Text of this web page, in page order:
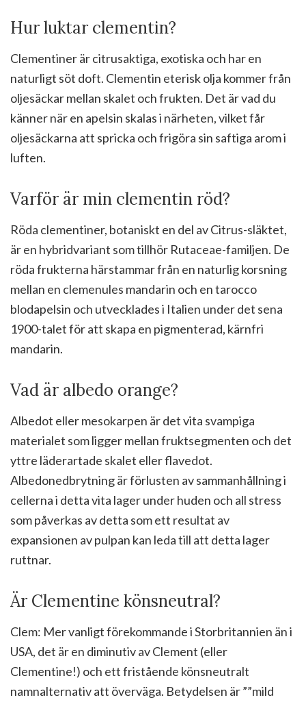
Hur luktar clementin?
Clementiner är citrusaktiga, exotiska och har en
naturligt söt doft. Clementin eterisk olja kommer från
oljesäckar mellan skalet och frukten. Det är vad du
känner när en apelsin skalas i närheten, vilket får
oljesäckarna att spricka och frigöra sin saftiga arom i
luften.
Varför är min clementin röd?
Röda clementiner, botaniskt en del av Citrus-släktet,
är en hybridvariant som tillhör Rutaceae-familjen. De
röda frukterna härstammar från en naturlig korsning
mellan en clemenules mandarin och en tarocco
blodapelsin och utvecklades i Italien under det sena
1900-talet för att skapa en pigmenterad, kärnfri
mandarin.
Vad är albedo orange?
Albedot eller mesokarpen är det vita svampiga
materialet som ligger mellan fruktsegmenten och det
yttre läderartade skalet eller flavedot.
Albedonedbrytning är förlusten av sammanhållning i
cellerna i detta vita lager under huden och all stress
som påverkas av detta som ett resultat av
expansionen av pulpan kan leda till att detta lager
ruttnar.
Är Clementine könsneutral?
Clem: Mer vanligt förekommande i Storbritannien än i
USA, det är en diminutiv av Clement (eller
Clementine!) och ett fristående könsneutralt
namnalternativ att överväga. Betydelsen är ””mild